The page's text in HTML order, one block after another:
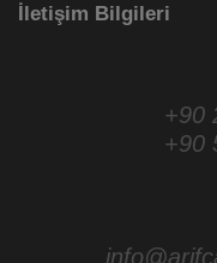
İletişim Bilgileri
+90
+90